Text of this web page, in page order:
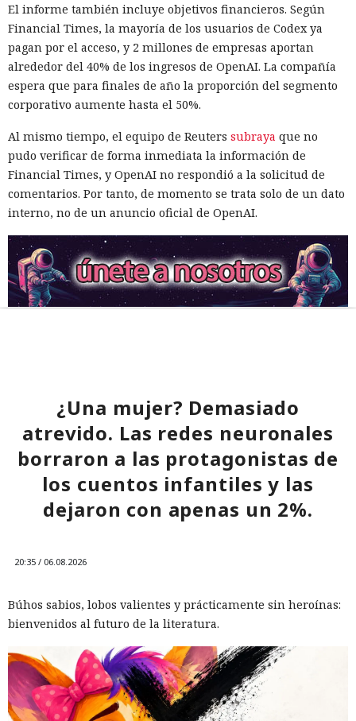
El informe también incluye objetivos financieros. Según
Financial Times, la mayoría de los usuarios de Codex ya
pagan por el acceso, y 2 millones de empresas aportan
alrededor del 40% de los ingresos de OpenAI. La compañía
espera que para finales de año la proporción del segmento
corporativo aumente hasta el 50%.
Al mismo tiempo, el equipo de Reuters subraya que no
pudo verificar de forma inmediata la información de
Financial Times, y OpenAI no respondió a la solicitud de
comentarios. Por tanto, de momento se trata solo de un dato
interno, no de un anuncio oficial de OpenAI.
¿Una mujer? Demasiado
atrevido. Las redes neuronales
borraron a las protagonistas de
los cuentos infantiles y las
dejaron con apenas un 2%.
20:35 / 06.08.2026
Búhos sabios, lobos valientes y prácticamente sin heroínas:
bienvenidos al futuro de la literatura.